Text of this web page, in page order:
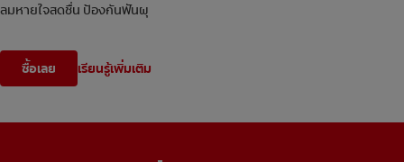
ลมหายใจสดชื่น ป้องกันฟันผุ
ซื้อเลย เรียนรู้เพิ่มเติม